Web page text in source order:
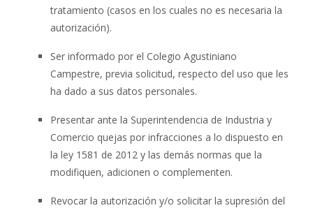
tratamiento (casos en los cuales no es necesaria la
autorización).
Ser informado por el Colegio Agustiniano
Campestre, previa solicitud, respecto del uso que les
ha dado a sus datos personales.
Presentar ante la Superintendencia de Industria y
Comercio quejas por infracciones a lo dispuesto en
la ley 1581 de 2012 y las demás normas que la
modifiquen, adicionen o complementen.
Revocar la autorización y/o solicitar la supresión del